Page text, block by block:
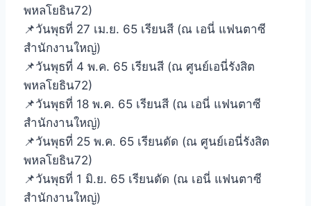
พหลโยธิน72)
📌วันพุธที่ 27 เม.ย. 65 เรียนสี (ณ เอนี่ แฟนตาซี
สำนักงานใหญ่)
📌วันพุธที่ 4 พ.ค. 65 เรียนสี (ณ ศูนย์เอนี่รังสิต
พหลโยธิน72)
📌วันพุธที่ 18 พ.ค. 65 เรียนสี (ณ เอนี่ แฟนตาซี
สำนักงานใหญ่)
📌วันพุธที่ 25 พ.ค. 65 เรียนดัด (ณ ศูนย์เอนี่รังสิต
พหลโยธิน72)
📌วันพุธที่ 1 มิ.ย. 65 เรียนดัด (ณ เอนี่ แฟนตาซี
สำนักงานใหญ่)